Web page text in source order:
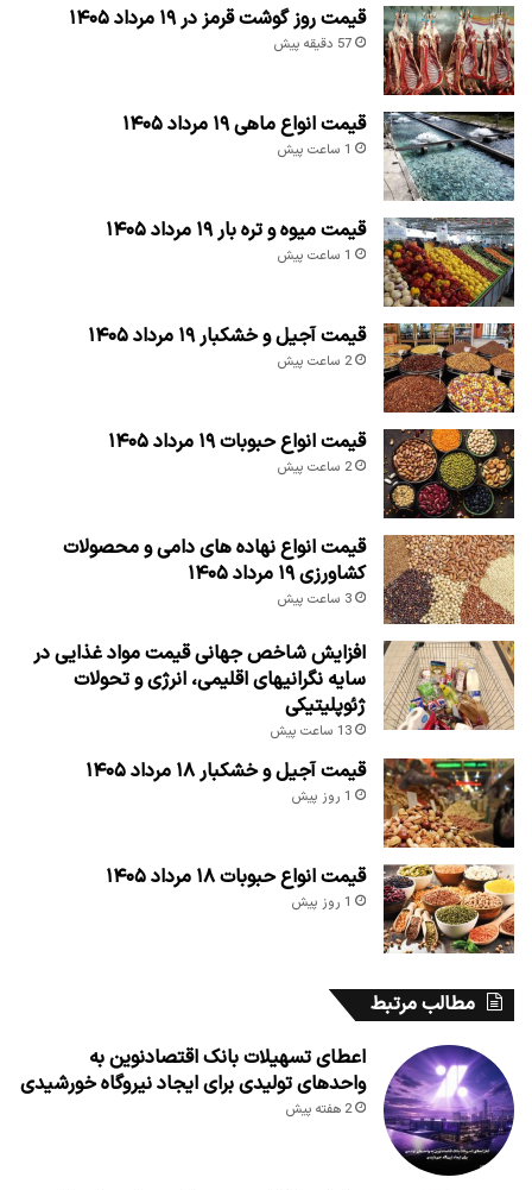
قیمت روز گوشت قرمز در ۱۹ مرداد ۱۴۰۵
57 دقیقه پیش
قیمت انواع ماهی ۱۹ مرداد ۱۴۰۵
1 ساعت پیش
قیمت میوه و تره بار ۱۹ مرداد ۱۴۰۵
1 ساعت پیش
قیمت آجیل و خشکبار ۱۹ مرداد ۱۴۰۵
2 ساعت پیش
قیمت انواع حبوبات ۱۹ مرداد ۱۴۰۵
2 ساعت پیش
قیمت انواع نهاده های دامی و محصولات
کشاورزی ۱۹ مرداد ۱۴۰۵
3 ساعت پیش
افزایش شاخص جهانی قیمت مواد غذایی در
سایه نگرانیهای اقلیمی، انرژی و تحولات
ژئوپلیتیکی
13 ساعت پیش
قیمت آجیل و خشکبار ۱۸ مرداد ۱۴۰۵
1 روز پیش
قیمت انواع حبوبات ۱۸ مرداد ۱۴۰۵
1 روز پیش
مطالب مرتبط
اعطای تسهیلات بانک اقتصادنوین به
واحدهای تولیدی برای ایجاد نیروگاه خورشیدی
2 هفته پیش